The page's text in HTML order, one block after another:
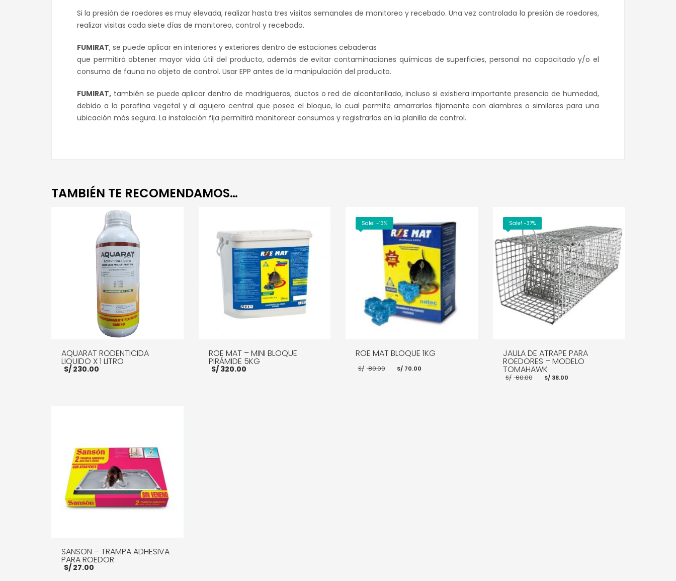
Si la presión de roedores es muy elevada, realizar hasta tres visitas semanales de monitoreo y recebado. Una vez controlada la presión de roedores,
realizar visitas cada siete días de monitoreo, control y recebado.
FUMIRAT, se puede aplicar en interiores y exteriores dentro de estaciones cebaderas
que permitirá obtener mayor vida útil del producto, además de evitar contaminaciones químicas de superficies, personal no capacitado y/o el
consumo de fauna no objeto de control. Usar EPP antes de la manipulación del producto.
FUMIRAT, también se puede aplicar dentro de madrigueras, ductos o red de alcantarillado, incluso si existiera importante presencia de humedad,
debido a la parafina vegetal y al agujero central que posee el bloque, lo cual permite amarrarlos fijamente con alambres o similares para una
ubicación más segura. La instalación fija permitirá monitorear consumos y registrarlos en la planilla de control.
TAMBIÉN TE RECOMENDAMOS…
AQUARAT RODENTICIDA
LIQUIDO X 1 LITRO
S/ 230.00
ROE MAT – MINI BLOQUE
PIRÁMIDE 5KG
S/320.00
Sale! -13%
ROE MAT BLOQUE 1KG
S/ 80.00 El
precio
S/ 70.00
Sale! -37%
JAULA DE ATRAPE PARA
ROEDORES – MODELO
TOMAHAWK
S/ 60.00 El
precio
S/38.00
SANSON – TRAMPA ADHESIVA
PARA ROEDOR
S/ 27.00